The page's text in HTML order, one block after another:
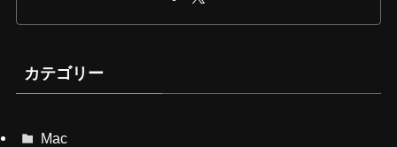
カテゴリー
Mac